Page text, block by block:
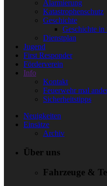
Alarmierung
Katastrophenschutz
Geschichte
Geschichte
Dienstplan
Jugend
First Responder
Förderverein
Info
Kontakt
Feuerwehr mal
Sicherheitstipps
Neuigkeiten
Einsätze
Archiv
Über uns
Fahrzeuge &